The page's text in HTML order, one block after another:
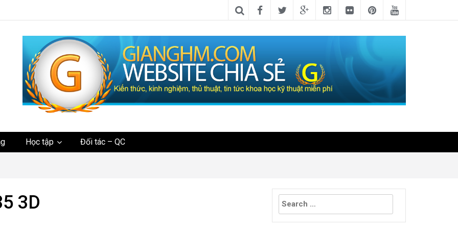
Học tập Đối tác – QC
3D
Search
for: